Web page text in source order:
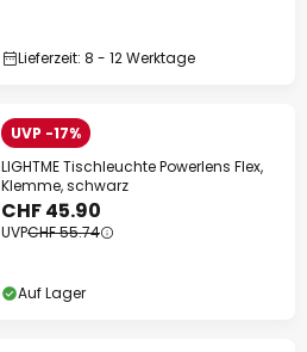
Lieferzeit: 8 - 12 Werktage
UVP -17%
LIGHTME Tischleuchte Powerlens Flex,
Klemme, schwarz
CHF 45.90
UVPCHF 55.74
Auf Lager